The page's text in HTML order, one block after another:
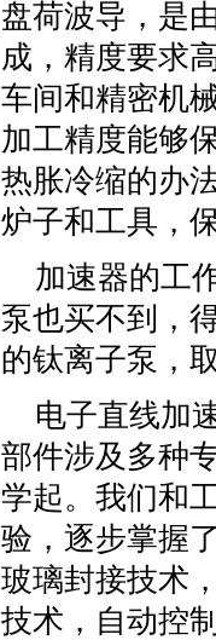
盘荷波导，是
成，精度要求
车间和精密机
加工精度能够
热胀冷缩的办
炉子和工具，
加速器的工
泵也买不到，
的钛离子泵，
电子直线加
部件涉及多种
学起。我们和
验，逐步掌握
玻璃封接技术
技术，自动控